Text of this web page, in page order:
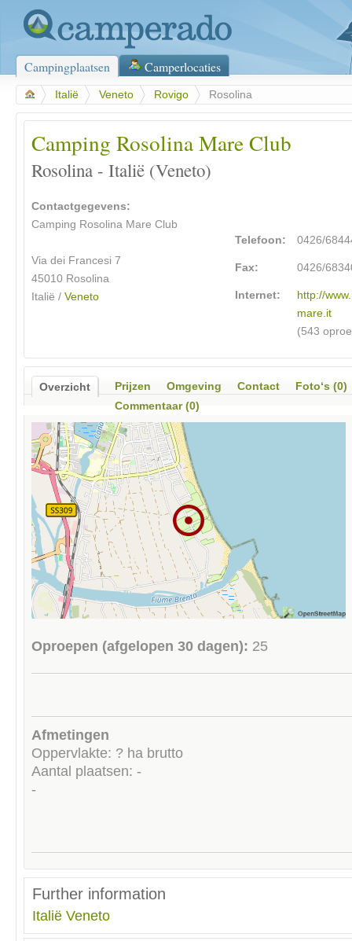
Campingplaatsen Camperlocaties
Italië Veneto Rovigo Rosolina
Camping Rosolina Mare Club
Rosolina - Italië (Veneto)
Contactgegevens:
Camping Rosolina Mare Club
Via dei Francesi 7
45010 Rosolina
Italië / Veneto
Telefoon: 0426/
Fax: 0426/
Internet:
http://
mare.it
(543
Overzicht Prijzen Omgeving Contact
Foto‘s (0)
Commentaar (0)
Oproepen (afgelopen 30 dagen): 25
Afmetingen
Oppervlakte: ? ha brutto
Aantal plaatsen: -
-
Further information
Italië Veneto